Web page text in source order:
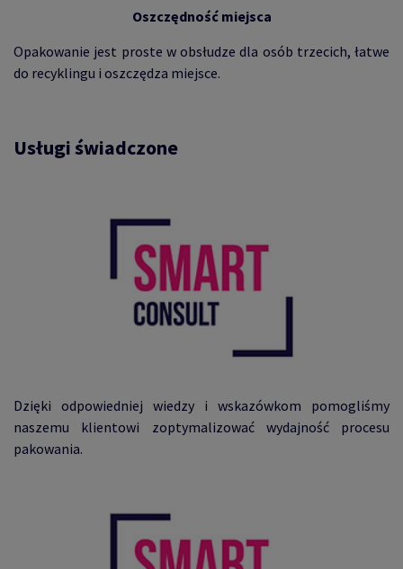
Oszczędność miejsca
Opakowanie jest proste w obsłudze dla osób trzecich, łatwe
do recyklingu i oszczędza miejsce.
Usługi świadczone
Dzięki odpowiedniej wiedzy i wskazówkom pomogliśmy
naszemu klientowi zoptymalizować wydajność procesu
pakowania.